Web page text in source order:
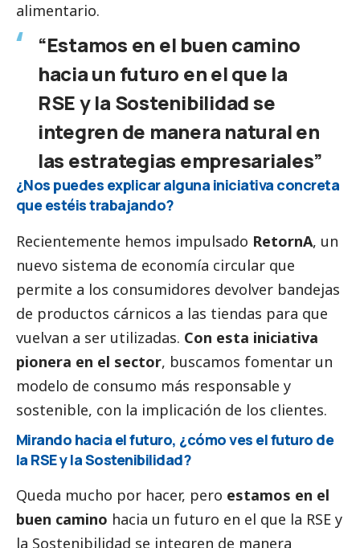
alimentario.
“Estamos en el buen camino
hacia un futuro en el que la
RSE y la Sostenibilidad se
integren de manera natural en
las estrategias empresariales”
¿Nos puedes explicar alguna iniciativa concreta
que estéis trabajando?
Recientemente hemos impulsado RetornA, un
nuevo sistema de economía circular que
permite a los consumidores devolver bandejas
de productos cárnicos a las tiendas para que
vuelvan a ser utilizadas. Con esta iniciativa
pionera en el sector, buscamos fomentar un
modelo de consumo más responsable y
sostenible, con la implicación de los clientes.
Mirando hacia el futuro, ¿cómo ves el futuro de
la RSE y la Sostenibilidad?
Queda mucho por hacer, pero estamos en el
buen camino hacia un futuro en el que la RSE y
la Sostenibilidad se integren de manera